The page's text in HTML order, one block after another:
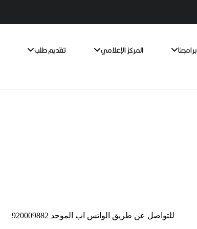
برامجنا المركز الإعلامي تقديم طلب
للتواصل عن طريق الواتس اب الموحد 920009882